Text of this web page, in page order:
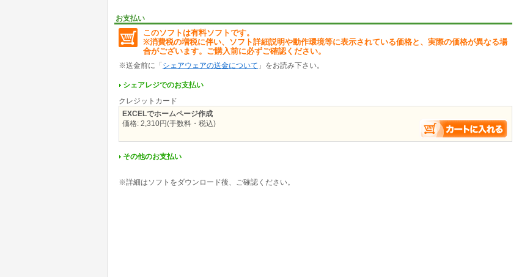
リンク書式の設定 ⇒[その他の設定]
背景画像設定⇒[その他の設定]
図形の表示順変更⇒[図形の表示順変更]
罫線を変更できます。⇒罫線変更シート
操作
メニュー HTML作成が表示される。
3 [HTML作成][HTML出力]を操作します。
4 フォームが表示されます
1)出力ファイル名を設定してください。
3)出力を押します
作成され、表示されます。
作成される図形のホルダとともに、ホームページのサーバーにアップロードしてください
お支払い
このソフトは有料ソフトです。
※消費税の増税に伴い、ソフト詳細説明や動作環境等に表示されている価格と、実際の価格が異なる場
合がございます。ご購入前に必ずご確認ください。
※送金前に「 シェアウェアの送金について 」をお読み下さい。
シェアレジでのお支払い
クレジットカード
EXCELでホームページ作成
価格: 2,310円(手数料・税込)
その他のお支払い
※詳細はソフトをダウンロード後、ご確認ください。